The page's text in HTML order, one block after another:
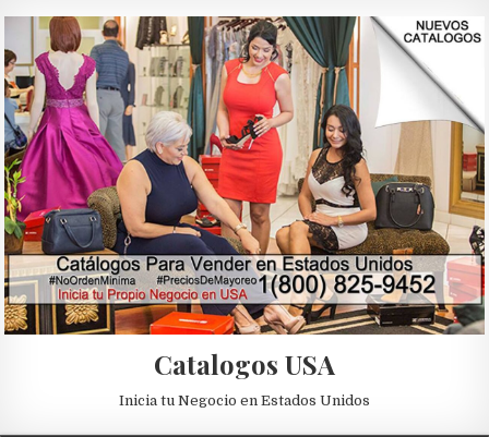
Catalogos USA
Inicia tu Negocio en Estados Unidos